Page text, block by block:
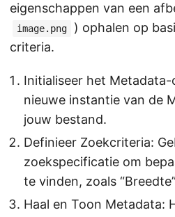
eigenschappen van een
image.png
) ophalen op
criteria.
Initialiseer het
nieuwe instantie van de
jouw bestand.
Definieer Zoekcriteria:
zoekspecificatie om
te vinden, zoals
Haal en Toon Metadata: